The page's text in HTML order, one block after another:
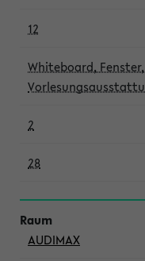
12
Whiteboard,
2
28
AUDIMAX